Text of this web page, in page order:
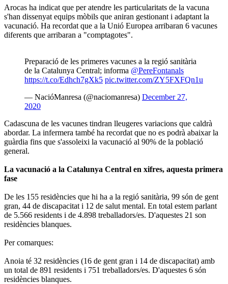
Arocas ha indicat que per atendre les particularitats de la vacuna
s'han dissenyat equips mòbils que aniran gestionant i adaptant la
vacunació. Ha recordat que a la Unió Europea arribaran 6 vacunes
diferents que arribaran a "comptagotes".
Preparació de les primeres vacunes a la regió sanitària
de la Catalunya Central; informa @PereFontanals
https://t.co/Edhch7gXk5 pic.twitter.com/ZY5FXFQn1u
— NacióManresa (@naciomanresa) December 27,
2020
Cadascuna de les vacunes tindran lleugeres variacions que caldrà
abordar. La infermera també ha recordat que no es podrà abaixar la
guàrdia fins que s'assoleixi la vacunació al 90% de la població
general.
La vacunació a la Catalunya Central en xifres, aquesta primera
fase
De les 155 residències que hi ha a la regió sanitària, 99 són de gent
gran, 44 de discapacitat i 12 de salut mental. En total estem parlant
de 5.566 residents i de 4.898 treballadors/es. D'aquestes 21 son
residències blanques.
Per comarques:
Anoia té 32 residències (16 de gent gran i 14 de discapacitat) amb
un total de 891 residents i 751 treballadors/es. D'aquestes 6 són
residències blanques.